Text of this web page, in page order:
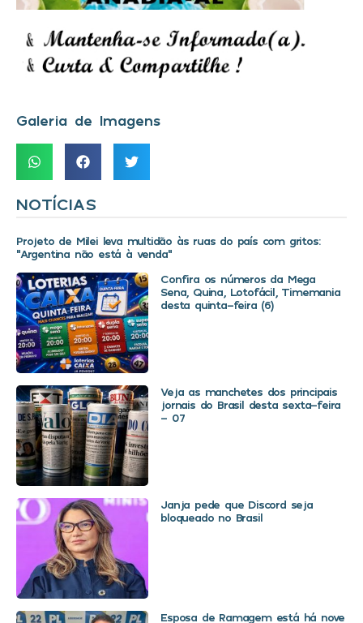
Galeria de Imagens
NOTÍCIAS
Projeto de Milei leva multidão às ruas do país com gritos:
“Argentina não está à venda”
Confira os números da Mega
Sena, Quina, Lotofácil, Timemania
desta quinta-feira (6)
Veja as manchetes dos principais
jornais do Brasil desta sexta-feira
– 07
Janja pede que Discord seja
bloqueado no Brasil
Esposa de Ramagem está há nove